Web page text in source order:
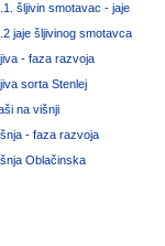
šljivin smotavac - jaje
jaje šljivinog smotavca
- faza razvoja
sorta Stenlej
na višnji
- faza razvoja
Oblačinska